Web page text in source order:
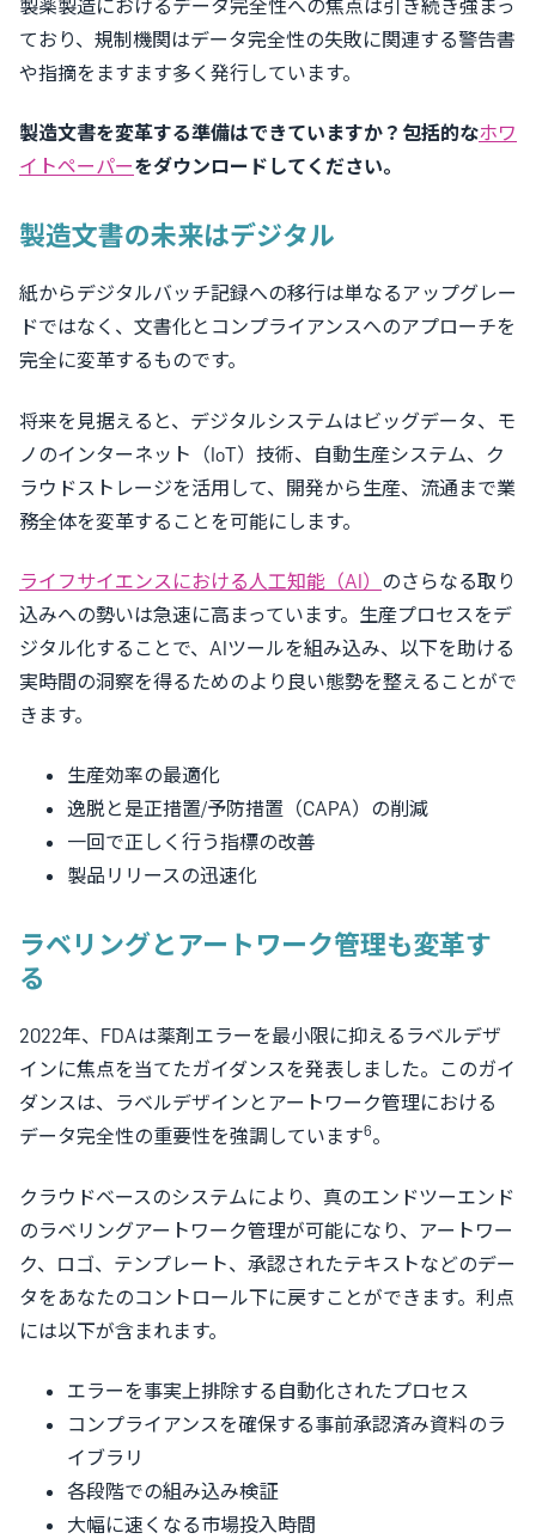
製薬製造におけるデータ完全性への焦点は引き続き強まっ
ており、規制機関はデータ完全性の失敗に関連する警告書
や指摘をますます多く発行しています。
製造文書を変革する準備はできていますか？包括的なホワ
イトペーパーをダウンロードしてください。
製造文書の未来はデジタル
紙からデジタルバッチ記録への移行は単なるアップグレー
ドではなく、文書化とコンプライアンスへのアプローチを
完全に変革するものです。
将来を見据えると、デジタルシステムはビッグデータ、モ
ノのインターネット（IoT）技術、自動生産システム、ク
ラウドストレージを活用して、開発から生産、流通まで業
務全体を変革することを可能にします。
ライフサイエンスにおける人工知能（AI） のさらなる取り
込みへの勢いは急速に高まっています。生産プロセスをデ
ジタル化することで、AIツールを組み込み、以下を助ける
実時間の洞察を得るためのより良い態勢を整えることがで
きます。
生産効率の最適化
逸脱と是正措置/予防措置（CAPA）の削減
一回で正しく行う指標の改善
製品リリースの迅速化
ラベリングとアートワーク管理も変革す
る
2022年、FDAは薬剤エラーを最小限に抑えるラベルデザ
インに焦点を当てたガイダンスを発表しました。このガイ
ダンスは、ラベルデザインとアートワーク管理における
データ完全性の重要性を強調しています6。
クラウドベースのシステムにより、真のエンドツーエンド
のラベリングアートワーク管理が可能になり、アートワー
ク、ロゴ、テンプレート、承認されたテキストなどのデー
タをあなたのコントロール下に戻すことができます。利点
には以下が含まれます。
エラーを事実上排除する自動化されたプロセス
コンプライアンスを確保する事前承認済み資料のラ
イブラリ
各段階での組み込み検証
大幅に速くなる市場投入時間